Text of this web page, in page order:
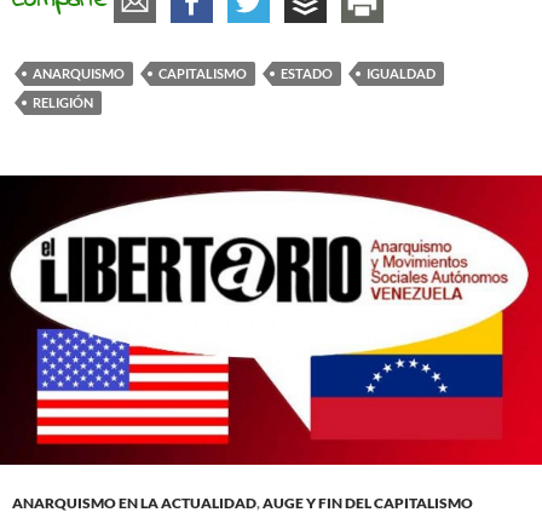
ANARQUISMO CAPITALISMO ESTADO
IGUALDAD
RELIGIÓN
ANARQUISMO EN LA ACTUALIDAD,AUGE Y FIN DEL CAPITALISMO